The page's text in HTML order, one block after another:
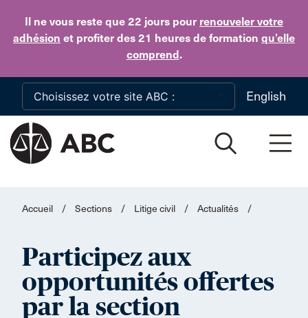
Il ne vous reste que 22 jours pour renouveler votre
adhésion et profiter des 21 heures de formation qu’elle
comprend.
Skip to main content
English
Accueil / Sections / Litige civil / Actualités /
Participez aux
opportunités offertes
par la section